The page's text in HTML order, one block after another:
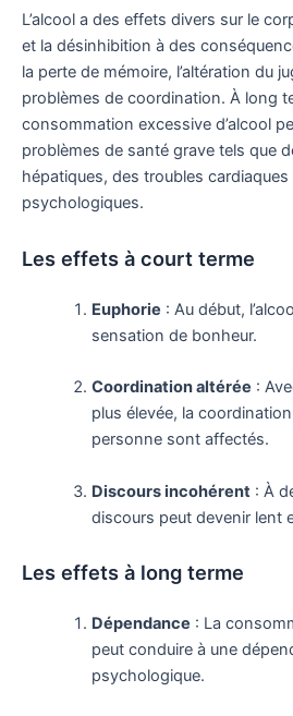
L’alcool a des effets divers sur le
et la désinhibition à des
la perte de mémoire, l’altération du
problèmes de coordination. À long
consommation excessive d’alcool
problèmes de santé grave tels que
hépatiques, des troubles
psychologiques.
Les effets à court terme
Euphorie : Au début,
sensation de bonheur.
Coordination altérée :
plus élevée, la
personne sont affectés.
Discours incohérent : À
discours peut devenir lent
Les effets à long terme
Dépendance : La
peut conduire à une
psychologique.